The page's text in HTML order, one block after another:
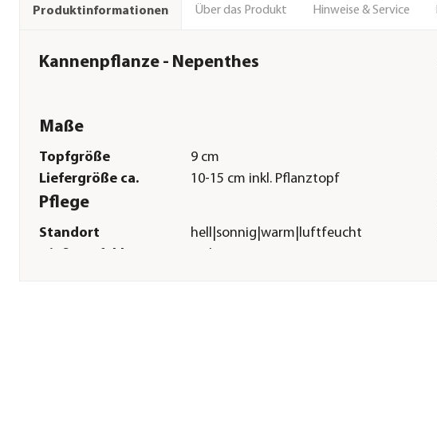
Produktinformationen Über das Produkt Hinweise & Service
Kannenpflanze - Nepenthes
Maße
Topfgröße
9 cm
Liefergröße ca.
10-15 cm inkl. Pflanztopf
Pflege
Standort
hell|sonnig|warm|luftfeucht